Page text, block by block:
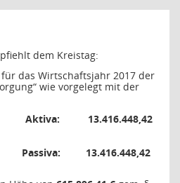
dem Kreistag:
das Wirtschaftsjahr 2017 der
wie vorgelegt mit der
Aktiva:
13.416.448,42
Passiva:
13.416.448,42